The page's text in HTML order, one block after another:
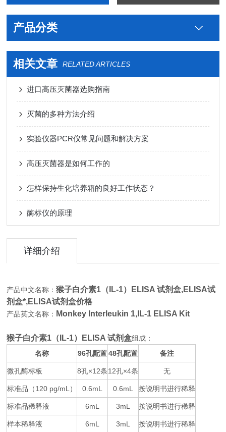
产品分类
相关文章 RELATED ARTICLES
进口高压灭菌器选购指南
灭菌的多种方法介绍
实验仪器PCR仪常见问题和解决方案
高压灭菌器是如何工作的
怎样保持生化培养箱的良好工作状态？
酶标仪的原理
详细介绍
产品中文名称：猴子白介素1（IL-1）ELISA 试剂盒,ELISA试
剂盒*,ELISA试剂盒价格
产品英文名称： Monkey Interleukin 1,IL-1 ELISA Kit
猴子白介素1（IL-1）ELISA 试剂盒组成：
名称
96孔配置 48孔配置 备注
微孔酶标板 8孔×12条 12孔×4条 无
标准品（120 pg/mL ） 0.6mL 0.6mL 按说明书进行稀释
标准品稀释液 6mL 3mL 按说明书进行稀释
样本稀释液 6mL 3mL 按说明书进行稀释